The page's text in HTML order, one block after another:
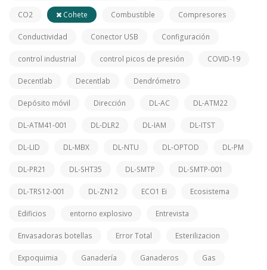
CO2 Cohete Combustible Compresores
Conductividad Conector USB Configuración
control industrial control picos de presión COVID-19
Decentlab Decentlab Dendrómetro
Depósito móvil Dirección DL-AC DL-ATM22
DL-ATM41-001 DL-DLR2 DL-IAM DL-ITST
DL-LID DL-MBX DL-NTU DL-OPTOD DL-PM
DL-PR21 DL-SHT35 DL-SMTP DL-SMTP-001
DL-TRS12-001 DL-ZN12 ECO1 Ei Ecosistema
Edificios entorno explosivo Entrevista
Envasadoras botellas Error Total Esterilizacion
Expoquimia Ganadería Ganaderos Gas